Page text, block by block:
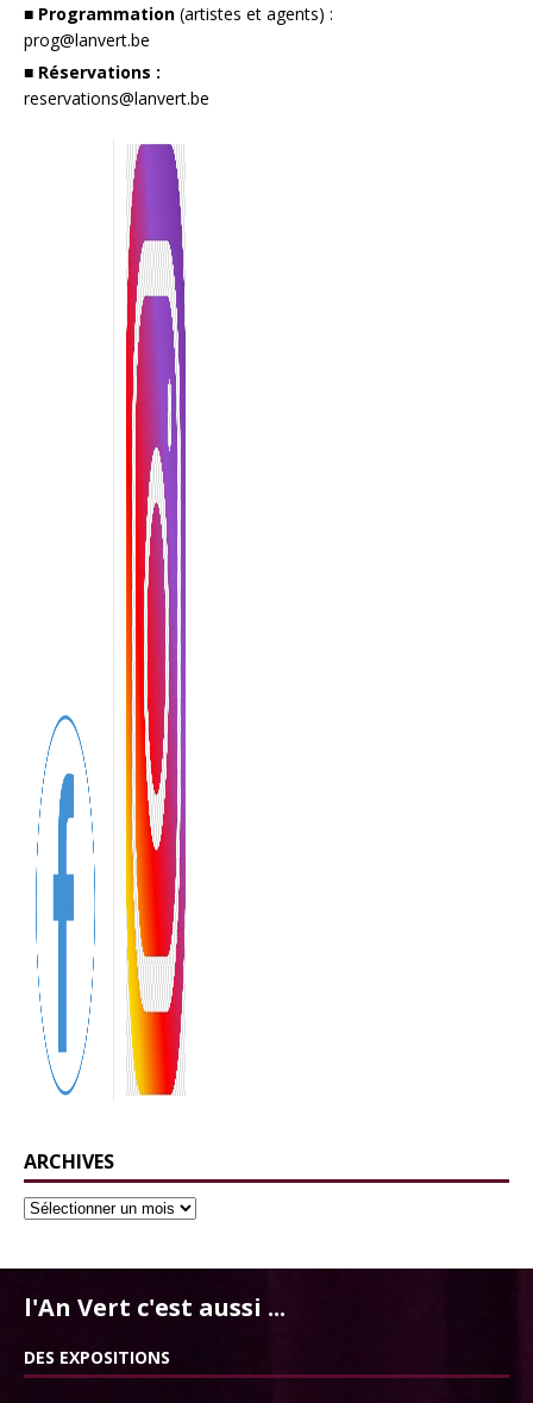
■ Programmation (artistes et agents) :
prog@lanvert.be
■ Réservations :
reservations@lanvert.be
ARCHIVES
l'An Vert c'est aussi ...
DES EXPOSITIONS